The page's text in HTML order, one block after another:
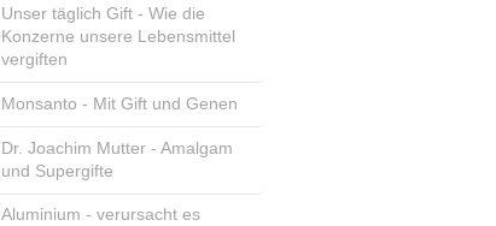
Unser täglich Gift - Wie die
Konzerne unsere Lebensmittel
vergiften
Monsanto - Mit Gift und Genen
Dr. Joachim Mutter - Amalgam
und Supergifte
Aluminium - verursacht es